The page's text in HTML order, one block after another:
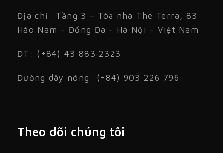
Địa chỉ: Tầng 3 – Tòa nhà The Terra, 83
Hào Nam – Đống Đa – Hà Nội – Việt Nam
ĐT: (+84) 43 883 2323
Đường dây nóng: (+84) 903 226 796
Theo dõi chúng tôi